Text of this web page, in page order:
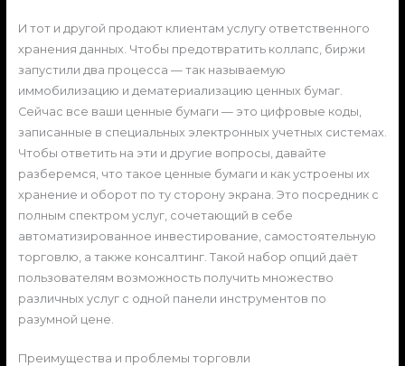
И тот и другой продают клиентам услугу ответственного
хранения данных. Чтобы предотвратить коллапс, биржи
запустили два процесса — так называемую
иммобилизацию и дематериализацию ценных бумаг.
Сейчас все ваши ценные бумаги — это цифровые коды,
записанные в специальных электронных учетных системах.
Чтобы ответить на эти и другие вопросы, давайте
разберемся, что такое ценные бумаги и как устроены их
хранение и оборот по ту сторону экрана. Это посредник с
полным спектром услуг, сочетающий в себе
автоматизированное инвестирование, самостоятельную
торговлю, а также консалтинг. Такой набор опций даёт
пользователям возможность получить множество
различных услуг с одной панели инструментов по
разумной цене.
Преимущества и проблемы торговли